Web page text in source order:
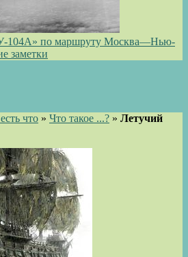
104А» по маршруту Москва—Нью-
заметки
что » Что такое ...? » Летучий